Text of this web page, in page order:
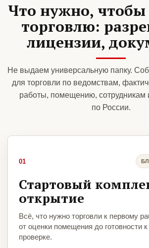
Что нужно,
торговлю:
лицензии,
Не выдаем универсальную папку.
для торговли по ведомствам,
работы, помещению, сотрудникам
по России.
01
Стартовый
открытие
Всё, что нужно торговли к первому
от оценки помещения до готовности
проверке.